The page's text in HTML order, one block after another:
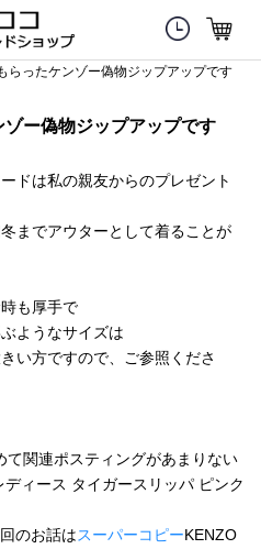
らったケンゾー偽物ジップアップです
ー偽物ジップアップです
ドは私の親友からのプレゼント
までアウターとして着ることが
も厚手で
ようなサイズは
い方ですので、ご参照くださ
関連ポスティングがあまりない
ディース タイガースリッパ ピンク
のお話はスーパーコピーKENZO